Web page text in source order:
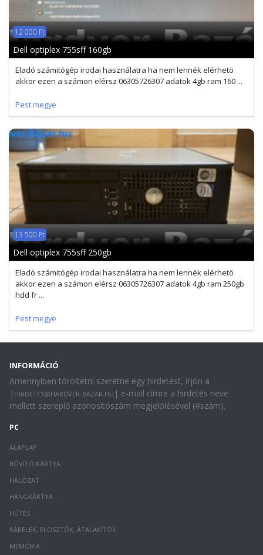
12 000 Ft
Dell optiplex 755sff 160gb
Eladó számitógép irodai használatra ha nem lennék elérhetö
akkor ezen a számon elérsz 06305726307 adatok 4gb ram 160 ...
Pest megye
13 500 Ft
Dell optiplex 755sff 250gb
Eladó számitógép irodai használatra ha nem lennék elérhetö
akkor ezen a számon elérsz 06305726307 adatok 4gb ram 250gb
hdd fr ...
Pest megye
INFORMÁCIÓ
Amennyiben töröltetni szeretne egy hirdetést, írjon a
| HIRDETES@HARDVER-BAZAR.HU | e-mail címre a hirdetés neve
mellett szereplő azonosítószám megjelölésével (#szám).
PC
ALAPLAP
BŐVÍTŐ KÁRTYA
HÁLÓZAT
HANGKÁRTYA
HŰTÉS
KÁBELEK, ELOSZTÓK, ÁTALAKÍTÓK
MEMÓRIA